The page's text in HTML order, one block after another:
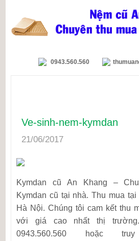
0943.560.560
Ve-sinh-nem-kymdan
21/06/2017
Kymdan cũ An Khang –
Kymdan cũ tại nhà. Thu mua
Hà Nội. Chúng tôi cam kết thu
với giá cao nhất thị
0943.560.560 hoặc